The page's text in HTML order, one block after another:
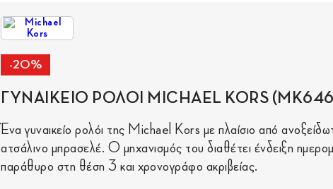
-20%
ΓΥΝΑΙΚΕΙΟ ΡΟΛΟΙ MICHAEL KORS
Ένα γυναικείο ρολόι της Michael Kors με πλαίσιο από
ατσάλινο μπρασελέ. Ο μηχανισμός του διαθέτει ένδειξη
παράθυρο στη θέση 3 και χρονογράφο ακριβείας.